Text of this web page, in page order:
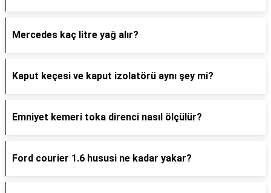
Mercedes kaç litre yağ alır?
Kaput keçesi ve kaput izolatörü aynı şey mi?
Emniyet kemeri toka direnci nasıl ölçülür?
Ford courier 1.6 hususi ne kadar yakar?